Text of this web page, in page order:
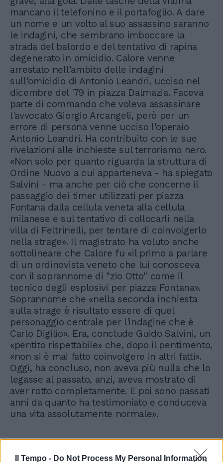
Il Tempo - Do Not Process My Personal Information
mancano il telefonino e il portafoglio. A dare
un nome e un volto al suo assassino saranno
le indagini, che sembrano imboccare la
strada del balordo e del tentativo di rapina
degenerato in omicidio. Calore venne
arrestato nell'ambito delle indagini
sull'omicidio di Antonio Leandri, ucciso nel
dicembre del '79 in piazza Dalmazia. Faceva
parte di commando che voleva assassinare
l'avvocato Giorgio Arcangeli, però per un
errore di persona venne ucciso l'operaio
Antonio Leandri. Ha contribuito con le sue
rivelazioni alle inchieste sul terrorismo nero.
«Non solo per quanto riguarda la struttura di
Ordine Nuovo a cui apparteneva - ha spiegato
Salvini - ma anche per ciò che concerne il
passaggio dei timer utilizzati per piazza
Fontana dalla cellula veneta alla cellula
milanese e sul tentativo di collocarli nella
villa di Feltrinelli, per tentare di coinvolgerlo
nella strage». Il magistrato ha voluto anche
sottolineare che Calore fu «il primo a parlare
di un ordinovista veneto che lui conosceva
con il soprannome di "zio Otto" come il
tecnico degli esplosivi per piazza Fontana».
Soprannome che «nella seconda inchiesta
sulla strage è risultato essere di quel
personaggio centrale per l'indagine che è
Carlo Digilio». Era, conclude Guido Salvini, un
«pentito rispettabile» che, dopo il pentimento,
«non si è mai fatto coinvolgere in altri fatti».
Oggi, ha concluso, non aveva più nulla che lo
legasse al passato, anzi, aveva mostrato di
aver rotto completamente. E poi sono passati
anni da quanto ha testimoniato e conduceva
una vita assolutamente normale».